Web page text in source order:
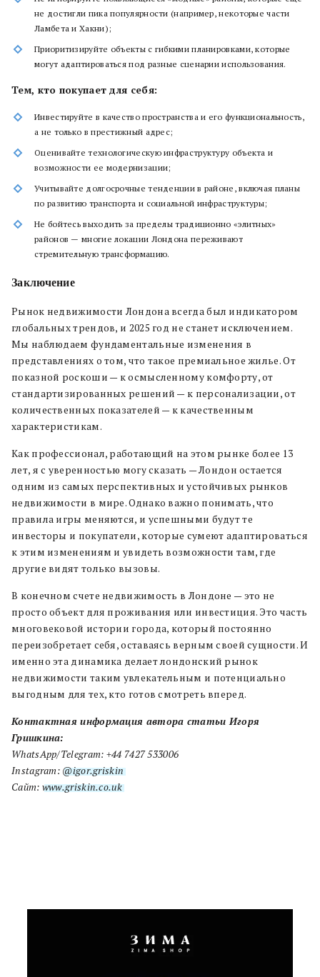
не достигли пика популярности (например, некоторые части
Ламбета и Хакни);
Приоритизируйте объекты с гибкими планировками, которые
могут адаптироваться под разные сценарии использования.
Тем, кто покупает для себя:
Инвестируйте в качество пространства и его функциональность,
а не только в престижный адрес;
Оценивайте технологическую инфраструктуру объекта и
возможности ее модернизации;
Учитывайте долгосрочные тенденции в районе, включая планы
по развитию транспорта и социальной инфраструктуры;
Не бойтесь выходить за пределы традиционно «элитных»
районов — многие локации Лондона переживают
стремительную трансформацию.
Заключение
Рынок недвижимости Лондона всегда был индикатором
глобальных трендов, и 2025 год не станет исключением.
Мы наблюдаем фундаментальные изменения в
представлениях о том, что такое премиальное жилье. От
показной роскоши — к осмысленному комфорту, от
стандартизированных решений — к персонализации, от
количественных показателей — к качественным
характеристикам.
Как профессионал, работающий на этом рынке более 13
лет, я с уверенностью могу сказать — Лондон остается
одним из самых перспективных и устойчивых рынков
недвижимости в мире. Однако важно понимать, что
правила игры меняются, и успешными будут те
инвесторы и покупатели, которые сумеют адаптироваться
к этим изменениям и увидеть возможности там, где
другие видят только вызовы.
В конечном счете недвижимость в Лондоне — это не
просто объект для проживания или инвестиция. Это часть
многовековой истории города, который постоянно
переизобретает себя, оставаясь верным своей сущности. И
именно эта динамика делает лондонский рынок
недвижимости таким увлекательным и потенциально
выгодным для тех, кто готов смотреть вперед.
Контактная информация автора статьи Игоря
Гришкина:
WhatsApp/Telegram: +44 7427 533006
Instagram: @igor.griskin
Сайт: www.griskin.co.uk